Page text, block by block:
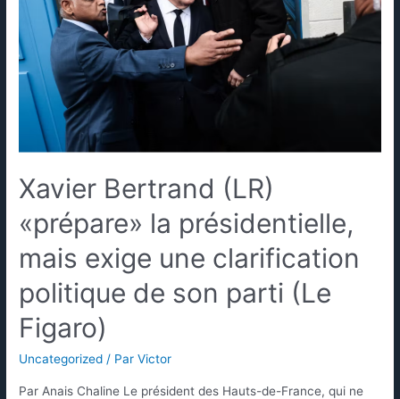
Xavier Bertrand (LR)
«prépare» la présidentielle,
mais exige une clarification
politique de son parti (Le
Figaro)
Uncategorized / ParVictor
Par Anais Chaline Le président des Hauts-de-France, qui ne